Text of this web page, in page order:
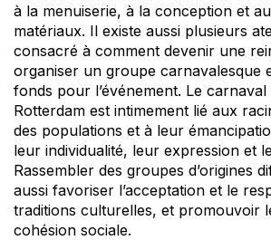
à la menuiserie, à la conception et
matériaux. Il existe aussi plusieurs
consacré à comment devenir une
organiser un groupe carnavalesque
fonds pour l’événement. Le carnaval
Rotterdam est intimement lié aux
des populations et à leur
leur individualité, leur expression et
Rassembler des groupes d’origines
aussi favoriser l’acceptation et le
traditions culturelles, et promouvoir
cohésion sociale.